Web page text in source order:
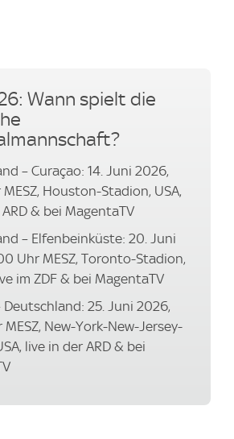
Wann spielt die
– Curaçao: 14. Juni 2026,
Houston-Stadion, USA,
& bei MagentaTV
– Elfenbeinküste: 20. Juni
Uhr MESZ, Toronto-Stadion,
im ZDF & bei MagentaTV
Deutschland: 25. Juni 2026,
New-York-New-Jersey-
live in der ARD & bei